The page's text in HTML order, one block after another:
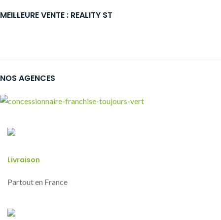
MEILLEURE VENTE : REALITY ST
NOS AGENCES
Livraison
Partout en France